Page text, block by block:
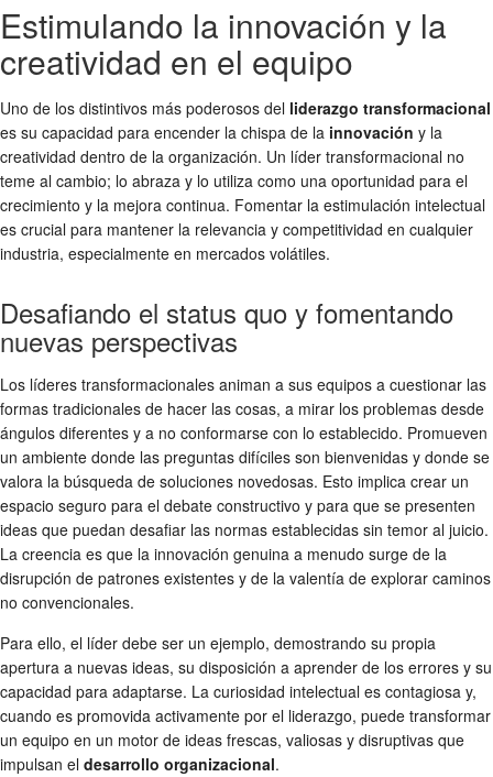
Estimulando la innovación y la
creatividad en el equipo
Uno de los distintivos más poderosos del liderazgo transformacional
es su capacidad para encender la chispa de la innovación y la
creatividad dentro de la organización. Un líder transformacional no
teme al cambio; lo abraza y lo utiliza como una oportunidad para el
crecimiento y la mejora continua. Fomentar la estimulación intelectual
es crucial para mantener la relevancia y competitividad en cualquier
industria, especialmente en mercados volátiles.
Desafiando el status quo y fomentando
nuevas perspectivas
Los líderes transformacionales animan a sus equipos a cuestionar las
formas tradicionales de hacer las cosas, a mirar los problemas desde
ángulos diferentes y a no conformarse con lo establecido. Promueven
un ambiente donde las preguntas difíciles son bienvenidas y donde se
valora la búsqueda de soluciones novedosas. Esto implica crear un
espacio seguro para el debate constructivo y para que se presenten
ideas que puedan desafiar las normas establecidas sin temor al juicio.
La creencia es que la innovación genuina a menudo surge de la
disrupción de patrones existentes y de la valentía de explorar caminos
no convencionales.
Para ello, el líder debe ser un ejemplo, demostrando su propia
apertura a nuevas ideas, su disposición a aprender de los errores y su
capacidad para adaptarse. La curiosidad intelectual es contagiosa y,
cuando es promovida activamente por el liderazgo, puede transformar
un equipo en un motor de ideas frescas, valiosas y disruptivas que
impulsan el desarrollo organizacional.